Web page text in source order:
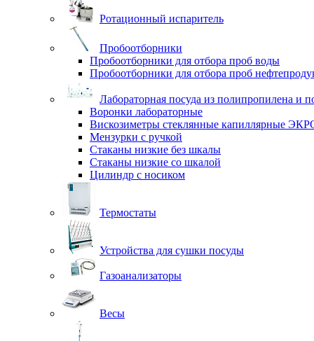
Ротационный испаритель
Пробоотборники
Пробоотборники для отбора проб воды
Пробоотборники для отбора проб
Лабораторная посуда из полипропилена и
Воронки лабораторные
Вискозиметры стеклянные капиллярные
Мензурки с ручкой
Стаканы низкие без шкалы
Стаканы низкие со шкалой
Цилиндр с носиком
Термостаты
Устройства для сушки посуды
Газоанализаторы
Весы